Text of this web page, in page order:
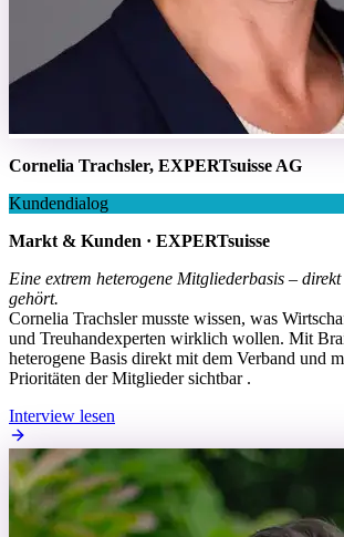
Cornelia Trachsler, EXPERTsuisse AG
Kundendialog
Markt & Kunden · EXPERTsuisse
Eine extrem heterogene Mitgliederbasis –
gehört.
Cornelia Trachsler musste wissen, was
und Treuhandexperten wirklich wollen. Mit
heterogene Basis direkt mit dem Verband und
Prioritäten der Mitglieder sichtbar .
Interview lesen